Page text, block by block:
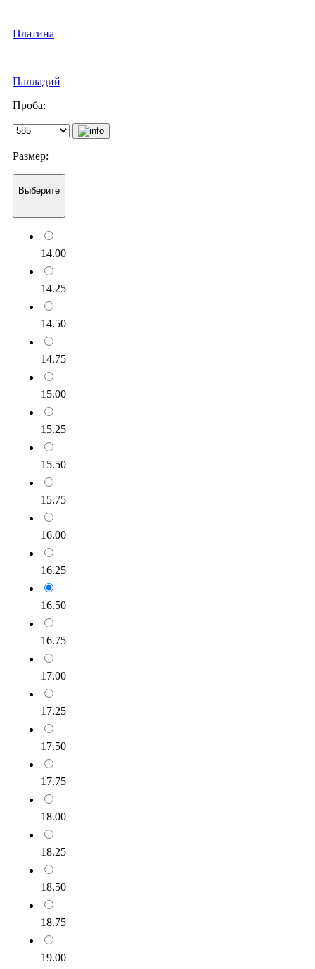
Платина
Палладий
Проба:
Размер:
Выберите
14.00
14.25
14.50
14.75
15.00
15.25
15.50
15.75
16.00
16.25
16.50
16.75
17.00
17.25
17.50
17.75
18.00
18.25
18.50
18.75
19.00